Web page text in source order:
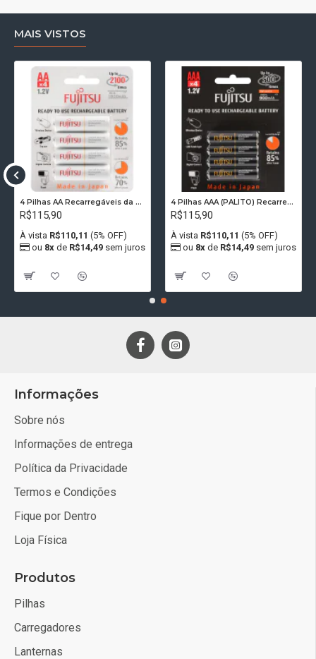
MAIS VISTOS
4 Pilhas AA Recarregáveis da Fujitsu Standard 2100 Recargas, 2000 mAh
R$115,90
À vista R$110,11 (5% OFF)
ou 8x de R$14,49 sem juros
4 Pilhas AAA (PALITO) Recarregáveis FUJITSU PREMIUM 500 Recargas, 950 mAh
R$115,90
À vista R$110,11 (5% OFF)
ou 8x de R$14,49 sem juros
Informações
Sobre nós
Informações de entrega
Política da Privacidade
Termos e Condições
Fique por Dentro
Loja Física
Produtos
Pilhas
Carregadores
Lanternas